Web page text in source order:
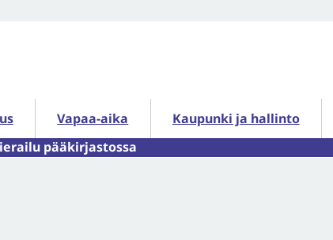
alasivut Vapaa-aika
Vapaa-aika alasivutKaupunki ja hallinto
Kaupunki ja hallinto alasivut
pääkirjastossa